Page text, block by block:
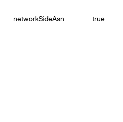
networkSideAsn true